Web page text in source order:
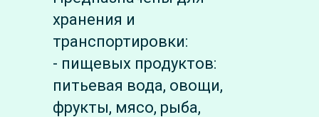
хранения и
транспортировки:
- пищевых продуктов:
питьевая вода, овощи,
фрукты, мясо, рыба,